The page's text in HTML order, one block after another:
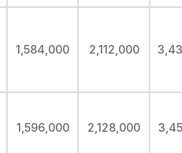
1,584,000 2,112,000
1,596,000 2,128,000